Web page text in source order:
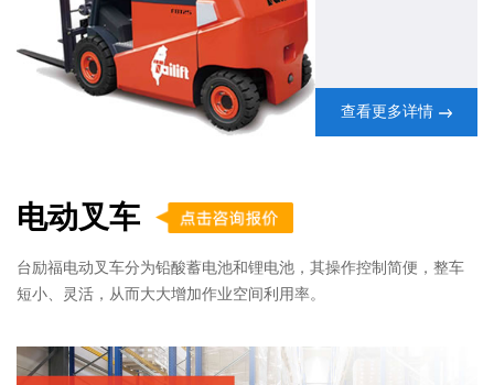
查看更多详情
电动叉车
台励福电动叉车分为铅酸蓄电池和锂电池，其操作控制简便，整车
短小、灵活，从而大大增加作业空间利用率。